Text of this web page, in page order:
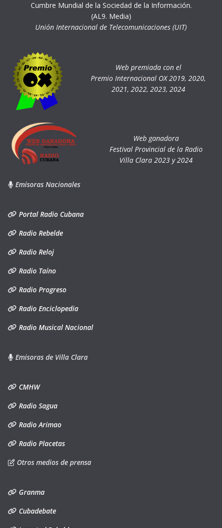
Cumbre Mundial de la Sociedad de la Información.
(AL9. Media)
Unión Internacional de Telecomunicaciones (UIT)
Web premiada con el
Premio Internacional OX 2019, 2020,
2021, 2022, 2023, 2024
Web ganadora
Festival Provincial de la Radio
Villa Clara 2023 y 2024
Emisoras Nacionales
Portal Radio Cubana
Radio Rebelde
Radio Reloj
Radio Taíno
Radio Progreso
Radio Enciclopedia
Radio Musical Nacional
Emisoras de Villa Clara
CMHW
Radio Sagua
Radio Arimao
Radio Placetas
Otros medios de prensa
Granma
Cubadebate